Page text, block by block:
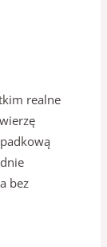
realne
bez